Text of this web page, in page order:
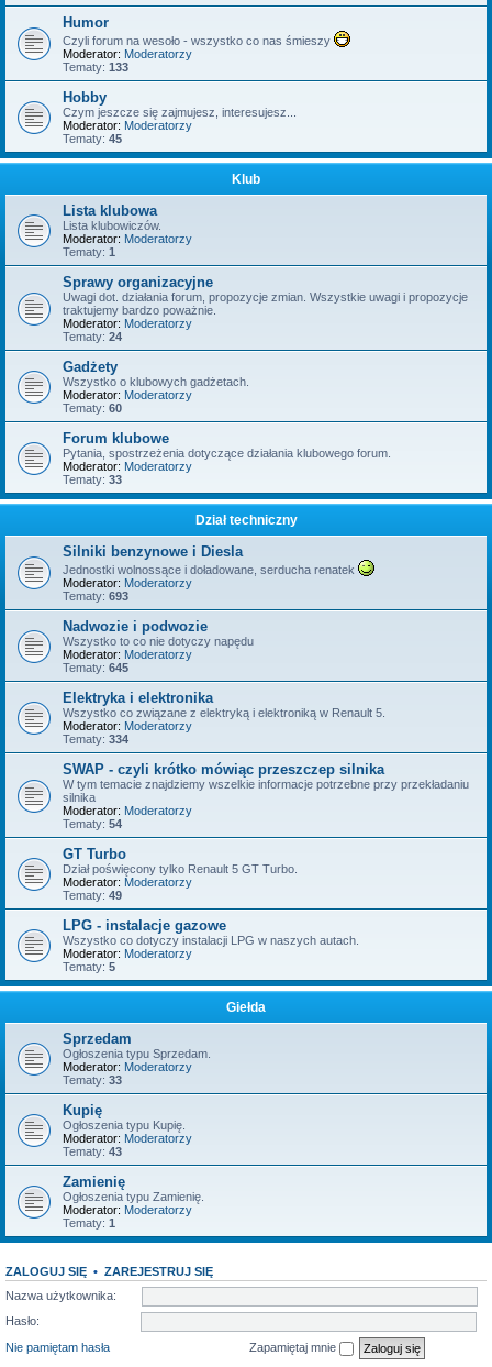
Humor
Czyli forum na wesoło - wszystko co nas śmieszy
Moderator: Moderatorzy
Tematy: 133
Hobby
Czym jeszcze się zajmujesz, interesujesz...
Moderator: Moderatorzy
Tematy: 45
Klub
Lista klubowa
Lista klubowiczów.
Moderator: Moderatorzy
Tematy: 1
Sprawy organizacyjne
Uwagi dot. działania forum, propozycje zmian. Wszystkie uwagi i propozycje
traktujemy bardzo poważnie.
Moderator: Moderatorzy
Tematy: 24
Gadżety
Wszystko o klubowych gadżetach.
Moderator: Moderatorzy
Tematy: 60
Forum klubowe
Pytania, spostrzeżenia dotyczące działania klubowego forum.
Moderator: Moderatorzy
Tematy: 33
Dział techniczny
Silniki benzynowe i Diesla
Jednostki wolnossące i doładowane, serducha renatek
Moderator: Moderatorzy
Tematy: 693
Nadwozie i podwozie
Wszystko to co nie dotyczy napędu
Moderator: Moderatorzy
Tematy: 645
Elektryka i elektronika
Wszystko co związane z elektryką i elektroniką w Renault 5.
Moderator: Moderatorzy
Tematy: 334
SWAP - czyli krótko mówiąc przeszczep silnika
W tym temacie znajdziemy wszelkie informacje potrzebne przy przekładaniu
silnika
Moderator: Moderatorzy
Tematy: 54
GT Turbo
Dział poświęcony tylko Renault 5 GT Turbo.
Moderator: Moderatorzy
Tematy: 49
LPG - instalacje gazowe
Wszystko co dotyczy instalacji LPG w naszych autach.
Moderator: Moderatorzy
Tematy: 5
Giełda
Sprzedam
Ogłoszenia typu Sprzedam.
Moderator: Moderatorzy
Tematy: 33
Kupię
Ogłoszenia typu Kupię.
Moderator: Moderatorzy
Tematy: 43
Zamienię
Ogłoszenia typu Zamienię.
Moderator: Moderatorzy
Tematy: 1
ZALOGUJ SIĘ • ZAREJESTRUJ SIĘ
Nazwa użytkownika:
Hasło:
Nie pamiętam hasła
Zapamiętaj mnie